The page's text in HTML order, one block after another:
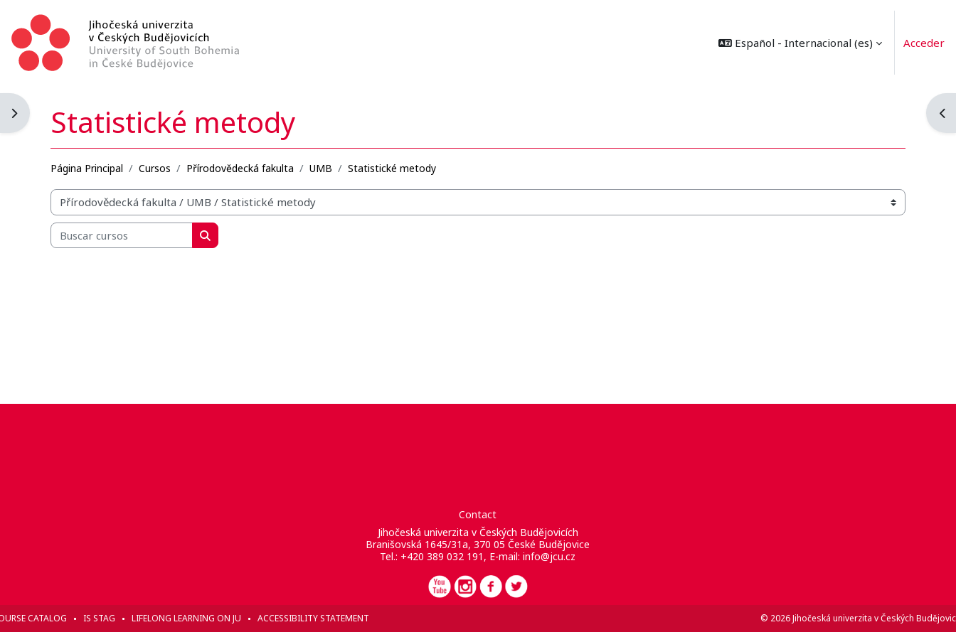
Español - Internacional ‎(es)‎ Acceder
Abrir cajón de bloques
Statistické metody
Página Principal Cursos Přírodovědecká fakulta UMB Statistické metody
Categorías
Buscar cursos
Buscar cursos
Contact
Jihočeská univerzita v Českých Budějovicích
Branišovská 1645/31a, 370 05 České Budějovice
Tel.: +420 389 032 191, E-mail: info@jcu.cz
CATALOG IS STAG LIFELONG LEARNING ON JU ACCESSIBILITY STATEMENT © 2026 Jihočeská univerzita v Českých